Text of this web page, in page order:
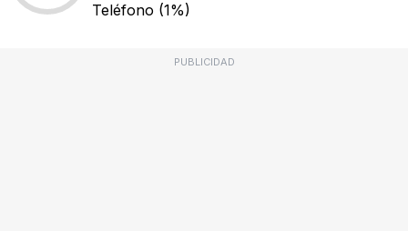
Teléfono (1%)
PUBLICIDAD